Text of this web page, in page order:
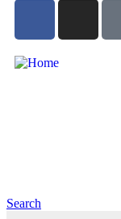
Search